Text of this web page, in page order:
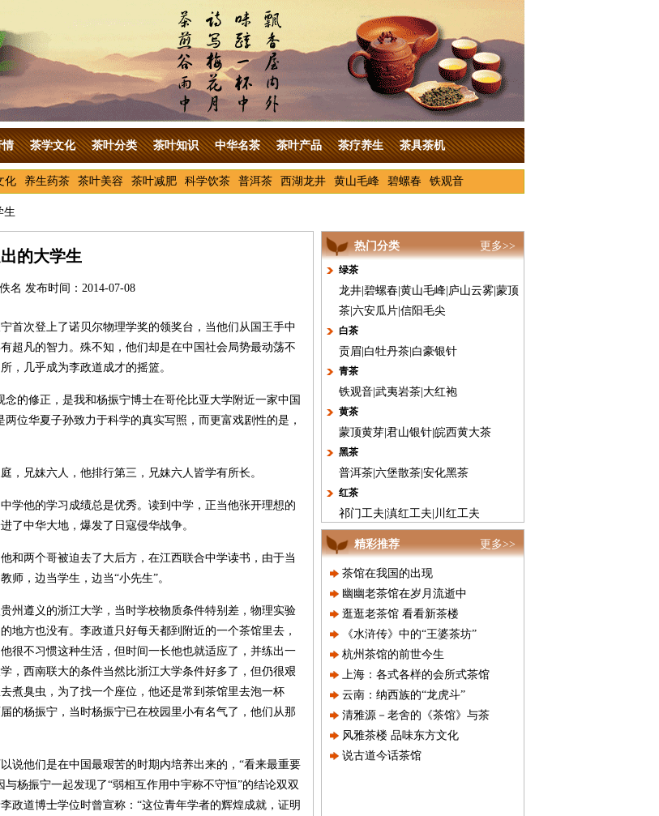
情 茶学文化 茶叶分类 茶叶知识 中华名茶 茶叶产品 茶疗养生 茶具茶机
化 养生药茶 茶叶美容 茶叶减肥 科学饮茶 普洱茶 西湖龙井 黄山毛峰 碧螺春 铁观音
生
的大学生
名 发布时间：2014-07-08
首次登上了诺贝尔物理学奖的领奖台，当他们从国王手中
超凡的智力。殊不知，他们却是在中国社会局势最动荡不
，几乎成为李政道成才的摇篮。
的修正，是我和杨振宁博士在哥伦比亚大学附近一家中国
位华夏子孙致力于科学的真实写照，而更富戏剧性的是，
，兄妹六人，他排行第三，兄妹六人皆学有所长。
学他的学习成绩总是优秀。读到中学，正当他张开理想的
了中华大地，爆发了日寇侵华战争。
和两个哥被迫去了大后方，在江西联合中学读书，由于当
师，边当学生，边当“小先生”。
州遵义的浙江大学，当时学校物质条件特别差，物理实验
地方也没有。李政道只好每天都到附近的一个茶馆里去，
很不习惯这种生活，但时间一长他也就适应了，并练出一
，西南联大的条件当然比浙江大学条件好多了，但仍很艰
煮臭虫，为了找一个座位，他还是常到茶馆里去泡一杯
的杨振宁，当时杨振宁已在校园里小有名气了，他们从那
说他们是在中国最艰苦的时期内培养出来的，“看来最重要
杨振宁一起发现了“弱相互作用中宇称不守恒”的结论双双
政道博士学位时曾宣称：“这位青年学者的辉煌成就，证明
更多>>
热门分类
绿茶
龙井 碧螺春 黄山毛峰 庐山云雾 蒙顶
茶 六安瓜片 信阳毛尖
白茶
贡眉 白牡丹茶 白豪银针
青茶
铁观音 武夷岩茶 大红袍
黄茶
蒙顶黄芽 君山银针 皖西黄大茶
黑茶
普洱茶 六堡散茶 安化黑茶
红茶
祁门工夫 滇红工夫 川红工夫
更多>>
精彩推荐
茶馆在我国的出现
幽幽老茶馆在岁月流逝中
逛逛老茶馆 看看新茶楼
《水浒传》中的“王婆茶坊”
杭州茶馆的前世今生
上海：各式各样的会所式茶馆
云南：纳西族的“龙虎斗”
清雅源－老舍的《茶馆》与茶
风雅茶楼 品味东方文化
说古道今话茶馆